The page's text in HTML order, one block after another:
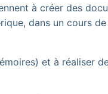
à créer des
dans un cours
et à réaliser